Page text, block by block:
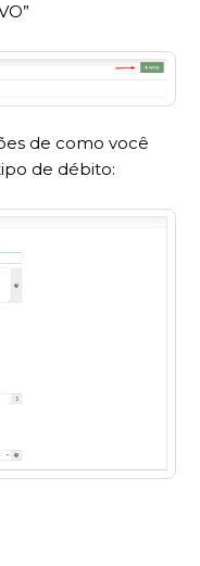
de como você
de débito: